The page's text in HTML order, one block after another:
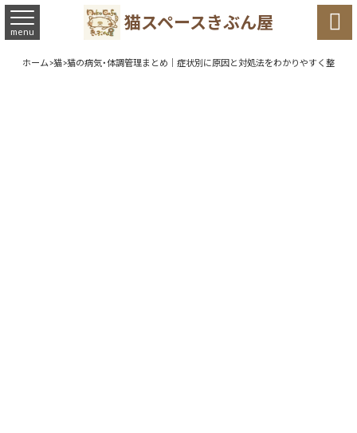
猫スペースきぶん屋
menu 
ホーム>猫>猫の病気・体調管理まとめ｜症状別に原因と対処法をわかりやすく整理